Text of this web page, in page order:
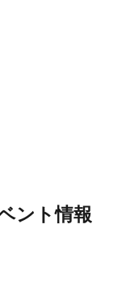
ント情報